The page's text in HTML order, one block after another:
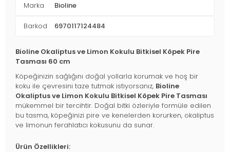
Marka Bioline
Barkod 6970117124484
Bioline Okaliptus ve Limon Kokulu Bitkisel Köpek Pire
Tasması 60 cm
Köpeğinizin sağlığını doğal yollarla korumak ve hoş bir
koku ile çevresini taze tutmak istiyorsanız, Bioline
Okaliptus ve Limon Kokulu Bitkisel Köpek Pire Tasması
mükemmel bir tercihtir. Doğal bitki özleriyle formüle edilen
bu tasma, köpeğinizi pire ve kenelerden korurken, okaliptus
ve limonun ferahlatıcı kokusunu da sunar.
Ürün Özellikleri: